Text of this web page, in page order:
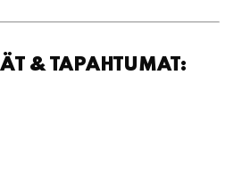
& TAPAHTUMAT: